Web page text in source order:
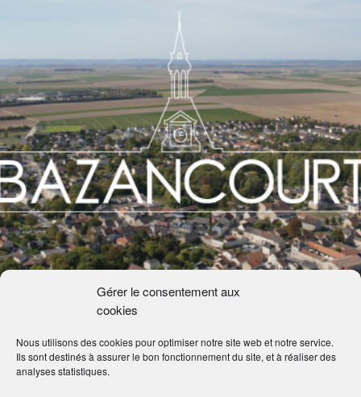
Gérer le consentement aux
cookies
Nous utilisons des cookies pour optimiser notre site web et notre service.
Ils sont destinés à assurer le bon fonctionnement du site, et à réaliser des
analyses statistiques.